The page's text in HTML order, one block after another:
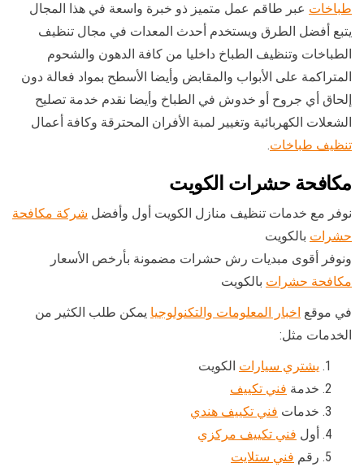
طباخات عبر طاقم عمل متميز ذو خبرة واسعة في هذا المجال
يتبع أفضل الطرق ويستخدم أحدث المعدات في مجال تنظيف
الطباخات وتنظيف الطباخ داخليا من كافة الدهون والشحوم
المتراكمة على الأبواب والمقابض وأيضا الأسطح بمواد فعالة دون
إلحاق أي جروح أو خدوش في الطباخ وأيضا نقدم خدمة تصليح
الشعلات الكهربائية وتغيير لمبة الأفران المحترقة وكافة أعمال
تنظيف طباخات.
مكافحة حشرات الكويت
نوفر مع خدمات تنظيف منازل الكويت أول وأفضل شركة مكافحة
حشرات بالكويت
ونوفر أقوى مبديات رش حشرات مضمونة بأرخص الأسعار
مكافحة حشرات بالكويت
في موقع اخبار المعلومات والتكنولوجيا يمكن طلب الكثير من
الخدمات مثل:
يشتري سيارات الكويت
خدمة فني تكييف
خدمات فني تكييف هندي
أول فني تكييف مركزي
رقم فني ستلايت